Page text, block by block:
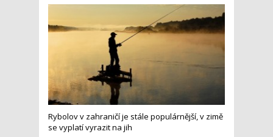
Rybolov v zahraničí je stále populárnější, v zimě
se vyplatí vyrazit na jih